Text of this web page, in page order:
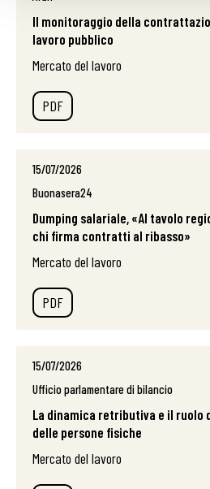
Il monitoraggio della
lavoro pubblico
Mercato del lavoro
PDF
15/07/2026
Buonasera24
Dumping salariale, «Al tavolo
chi firma contratti al ribasso»
Mercato del lavoro
PDF
15/07/2026
Ufficio parlamentare di bilancio
La dinamica retributiva e il ruolo
delle persone fisiche
Mercato del lavoro